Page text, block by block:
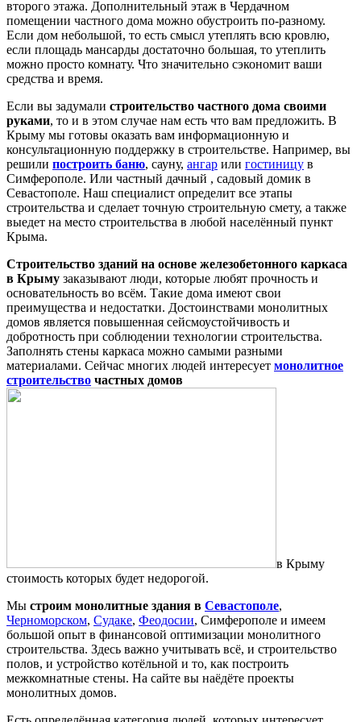
второго этажа. Дополнительный этаж в Чердачном
помещении частного дома можно обустроить по-разному.
Если дом небольшой, то есть смысл утеплять всю кровлю,
если площадь мансарды достаточно большая, то утеплить
можно просто комнату. Что значительно сэкономит ваши
средства и время.
Если вы задумали строительство частного дома своими
руками, то и в этом случае нам есть что вам предложить. В
Крыму мы готовы оказать вам информационную и
консультационную поддержку в строительстве. Например, вы
решили построить баню, сауну, ангар или гостиницу в
Симферополе. Или частный дачный , садовый домик в
Севастополе. Наш специалист определит все этапы
строительства и сделает точную строительную смету, а также
выедет на место строительства в любой населённый пункт
Крыма.
Строительство зданий на основе железобетонного каркаса
в Крыму заказывают люди, которые любят прочность и
основательность во всём. Такие дома имеют свои
преимущества и недостатки. Достоинствами монолитных
домов является повышенная сейсмоустойчивость и
добротность при соблюдении технологии строительства.
Заполнять стены каркаса можно самыми разными
материалами. Сейчас многих людей интересует монолитное
строительство частных домов
в Крыму
стоимость которых будет недорогой.
Мы строим монолитные здания в Севастополе,
Черноморском, Судаке, Феодосии, Симферополе и имеем
большой опыт в финансовой оптимизации монолитного
строительства. Здесь важно учитывать всё, и строительство
полов, и устройство котёльной и то, как построить
межкомнатные стены. На сайте вы наёдёте проекты
монолитных домов.